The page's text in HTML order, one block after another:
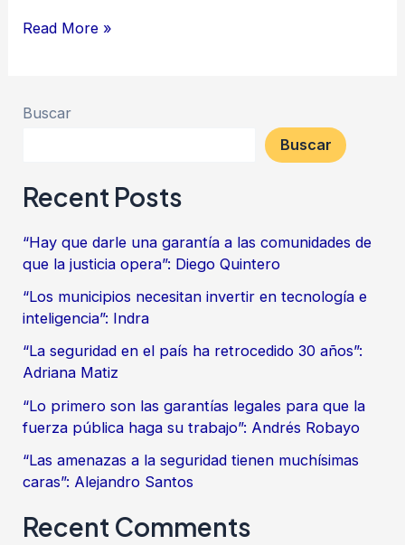
Read More »
Buscar
Buscar
Recent Posts
“Hay que darle una garantía a las comunidades de
que la justicia opera”: Diego Quintero
“Los municipios necesitan invertir en tecnología e
inteligencia”: Indra
“La seguridad en el país ha retrocedido 30 años”:
Adriana Matiz
“Lo primero son las garantías legales para que la
fuerza pública haga su trabajo”: Andrés Robayo
“Las amenazas a la seguridad tienen muchísimas
caras”: Alejandro Santos
Recent Comments